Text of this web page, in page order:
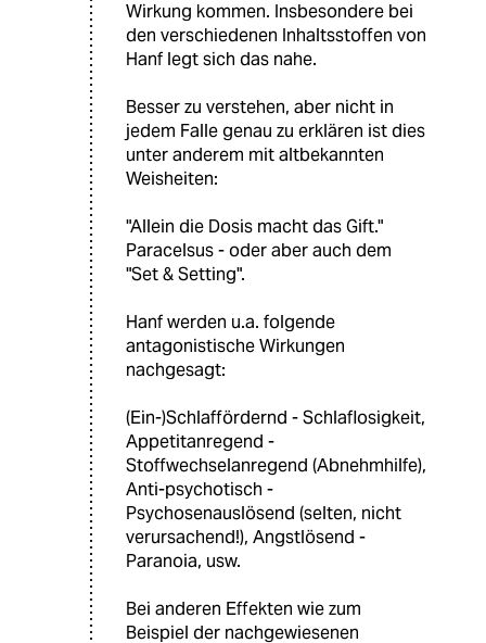
Wirkung kommen. Insbesondere bei
den verschiedenen Inhaltsstoffen von
Hanf legt sich das nahe.
Besser zu verstehen, aber nicht in
jedem Falle genau zu erklären ist dies
unter anderem mit altbekannten
Weisheiten:
"Allein die Dosis macht das Gift."
Paracelsus - oder aber auch dem
"Set & Setting".
Hanf werden u.a. folgende
antagonistische Wirkungen
nachgesagt:
(Ein-)Schlaffördernd - Schlaflosigkeit,
Appetitanregend -
Stoffwechselanregend (Abnehmhilfe),
Anti-psychotisch -
Psychosenauslösend (selten, nicht
verursachend!), Angstlösend -
Paranoia, usw.
Bei anderen Effekten wie zum
Beispiel der nachgewiesenen